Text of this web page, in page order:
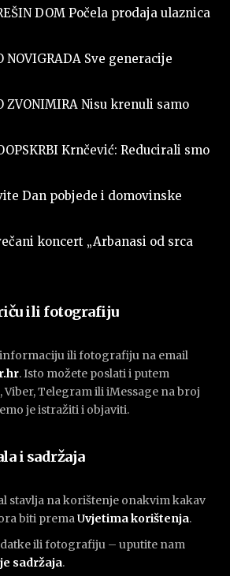
DOM Počela prodaja ulaznica
NOVIGRADA Sve generacije
ZVONIMIRA Nisu krenuli samo
Krnčević: Reducirali smo
Dan pobjede i domovinske
koncert „Arbanasi od srca
ili fotografiju
ili fotografiju na email
. Isto možete poslati i putem
Viber, Telegram ili iMessage na broj
je istražiti i objaviti.
i sadržaja
stavlja na korištenje onakvim kakav
biti premaUvjetima korištenja.
ili fotografiju – uputite nam
sadržaja.